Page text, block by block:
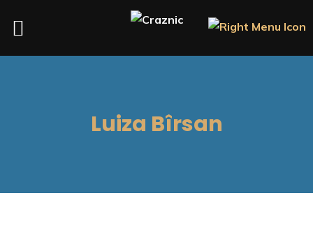
Luiza Bîrsan